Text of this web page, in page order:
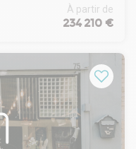
de Bordeaux, proche
sur un axe passant,
et menuiseries
au tramway
À partir de
234 210 €